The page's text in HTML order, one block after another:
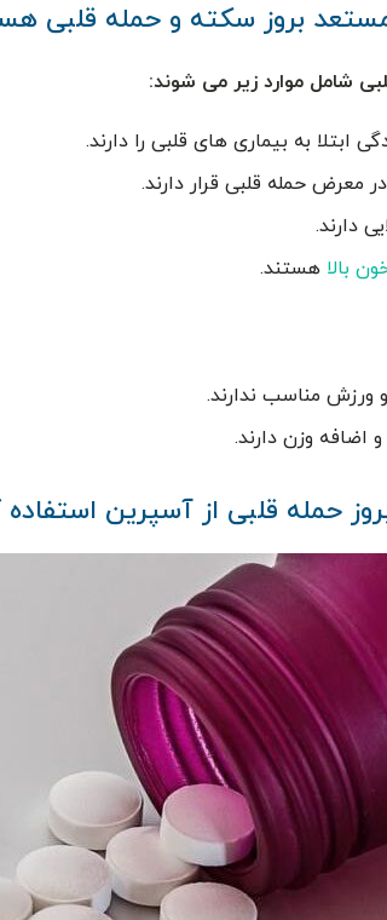
بروز سکته و حمله قلبی
شامل موارد زیر می شوند:
ابتلا به بیماری های قلبی را دارند.
معرض حمله قلبی قرار دارند.
دارند.
بالا هستند.
ورزش مناسب ندارند.
اضافه وزن دارند.
حمله قلبی از آسپرین استفاده